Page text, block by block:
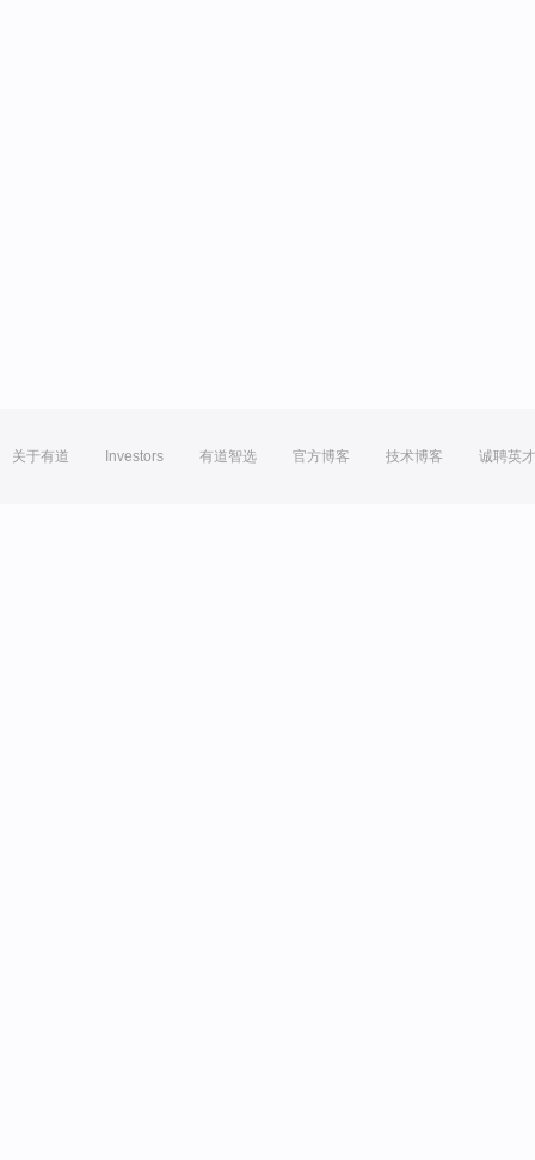
关于有道 Investors 有道智选 官方博客 技术博客 诚聘英才